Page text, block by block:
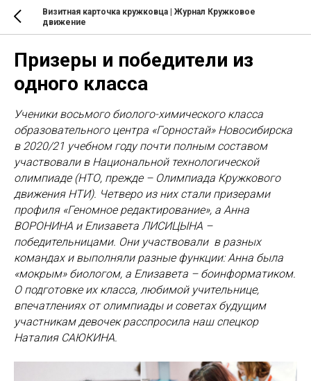
Визитная карточка кружковца | Журнал Кружковое
движение
Призеры и победители из
одного класса
Ученики восьмого биолого-химического класса
образовательного центра «Горностай» Новосибирска
в 2020/21 учебном году почти полным составом
участвовали в Национальной технологической
олимпиаде (НТО, прежде – Олимпиада Кружкового
движения НТИ). Четверо из них стали призерами
профиля «Геномное редактирование», а Анна
ВОРОНИНА и Елизавета ЛИСИЦЫНА –
победительницами. Они участвовали в разных
командах и выполняли разные функции: Анна была
«мокрым» биологом, а Елизавета – боинформатиком.
О подготовке их класса, любимой учительнице,
впечатлениях от олимпиады и советах будущим
участникам девочек расспросила наш спецкор
Наталия САЮКИНА.